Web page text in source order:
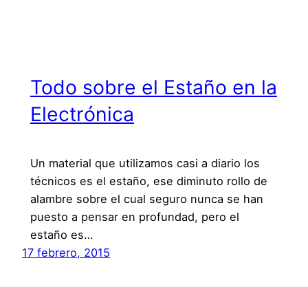
Todo sobre el Estaño en la
Electrónica
Un material que utilizamos casi a diario los
técnicos es el estaño, ese diminuto rollo de
alambre sobre el cual seguro nunca se han
puesto a pensar en profundad, pero el
estaño es…
17 febrero, 2015